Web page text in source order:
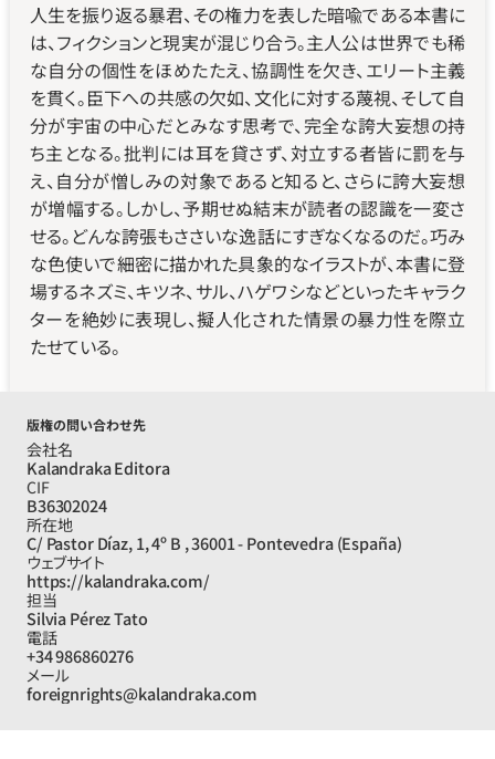
人生を振り返る暴君、その権力を表した暗喩である本書に
は、フィクションと現実が混じり合う。主人公は世界でも稀
な自分の個性をほめたたえ、協調性を欠き、エリート主義
を貫く。臣下への共感の欠如、文化に対する蔑視、そして自
分が宇宙の中心だとみなす思考で、完全な誇大妄想の持
ち主となる。批判には耳を貸さず、対立する者皆に罰を与
え、自分が憎しみの対象であると知ると、さらに誇大妄想
が増幅する。しかし、予期せぬ結末が読者の認識を一変さ
せる。どんな誇張もささいな逸話にすぎなくなるのだ。巧み
な色使いで細密に描かれた具象的なイラストが、本書に登
場するネズミ、キツネ、サル、ハゲワシなどといったキャラク
ターを絶妙に表現し、擬人化された情景の暴力性を際立
たせている。
版権の問い合わせ先
会社名
Kalandraka Editora
CIF
B36302024
所在地
C/ Pastor Díaz, 1, 4º B , 36001 - Pontevedra (España)
ウェブサイト
https://kalandraka.com/
担当
Silvia Pérez Tato
電話
+34 986860276
メール
foreignrights@kalandraka.com